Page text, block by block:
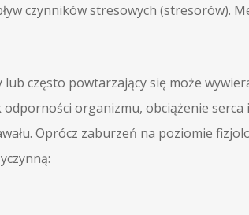
czynników stresowych (stresorów).
często powtarzający się może
organizmu, obciążenie
Oprócz zaburzeń na poziomie